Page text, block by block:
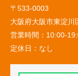
〒533-0003
大阪府大阪市東淀
営業時間： 10:00-
定休日： なし